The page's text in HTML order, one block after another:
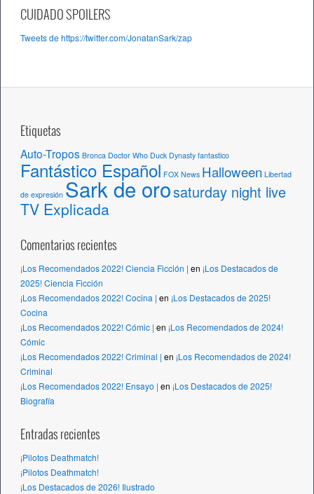
c
i
CUIDADO SPOILERS
Tweets de https://twitter.com/JonatanSark/zap
Etiquetas
Auto-Tropos Bronca Doctor Who Duck Dynasty fantastico
Fantástico Español FOX News Halloween Libertad
de expresión Sark de orosaturday night live
TV Explicada
Comentarios recientes
¡Los Recomendados 2022! Ciencia Ficción | en ¡Los Destacados de
2025! Ciencia Ficción
¡Los Recomendados 2022! Cocina | en ¡Los Destacados de 2025!
Cocina
¡Los Recomendados 2022! Cómic | en ¡Los Recomendados de 2024!
Cómic
¡Los Recomendados 2022! Criminal | en ¡Los Recomendados de 2024!
Criminal
¡Los Recomendados 2022! Ensayo | en ¡Los Destacados de 2025!
Biografía
Entradas recientes
¡Pilotos Deathmatch!
¡Pilotos Deathmatch!
¡Los Destacados de 2026! Ilustrado